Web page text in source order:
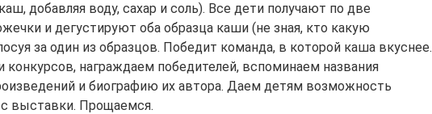
добавляя воду, сахар и соль). Все дети получают по две
и дегустируют оба образца каши (не зная, кто какую
за один из образцов. Победит команда, в которой каша вкуснее.
конкурсов, награждаем победителей, вспоминаем названия
и биографию их автора. Даем детям возможность
с выставки. Прощаемся.